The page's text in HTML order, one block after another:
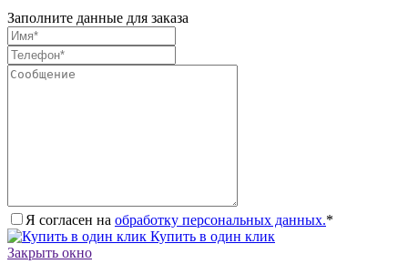
Заполните данные для заказа
Я согласен на обработку персональных данных.*
Купить в один клик
Закрыть окно